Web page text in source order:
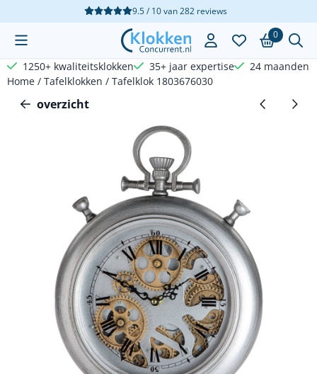
Cookievoorkeuren zijn beschikbaar. Kies instellingen of sta
9.5 / 10van282reviews
0
1250+ kwaliteitsklokken 35+ jaar expertise
24 maanden
Home / Tafelklokken / Tafelklok 1803676030
overzicht